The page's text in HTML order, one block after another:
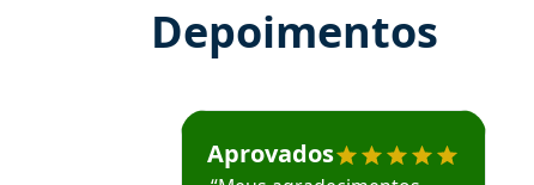
Depoimentos
Estudante José recomenda o Aprova
Aprovados